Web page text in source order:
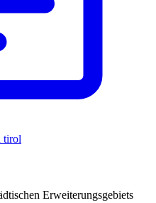
tirol
Erweiterungsgebiets